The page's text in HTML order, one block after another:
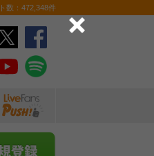
数：472,348件